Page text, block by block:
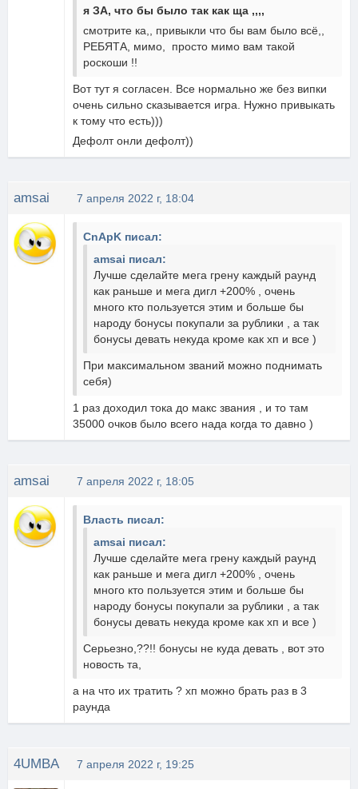
я ЗА, что бы было так как ща ,,,,
смотрите ка,, привыкли что бы вам было всё,,
РЕБЯТА, мимо, просто мимо вам такой
роскоши !!
Вот тут я согласен. Все нормально же без випки
очень сильно сказывается игра. Нужно привыкать
к тому что есть)))
Дефолт онли дефолт))
amsai 7 апреля 2022 г, 18:04
CnApK писал:
amsai писал:
Лучше сделайте мега грену каждый раунд
как раньше и мега дигл +200% , очень
много кто пользуется этим и больше бы
народу бонусы покупали за рублики , а так
бонусы девать некуда кроме как хп и все )
При максимальном званий можно поднимать
себя)
1 раз доходил тока до макс звания , и то там
35000 очков было всего нада когда то давно )
amsai 7 апреля 2022 г, 18:05
Власть писал:
amsai писал:
Лучше сделайте мега грену каждый раунд
как раньше и мега дигл +200% , очень
много кто пользуется этим и больше бы
народу бонусы покупали за рублики , а так
бонусы девать некуда кроме как хп и все )
Серьезно,??!! бонусы не куда девать , вот это
новость та,
а на что их тратить ? хп можно брать раз в 3
раунда
4UMBA 7 апреля 2022 г, 19:25